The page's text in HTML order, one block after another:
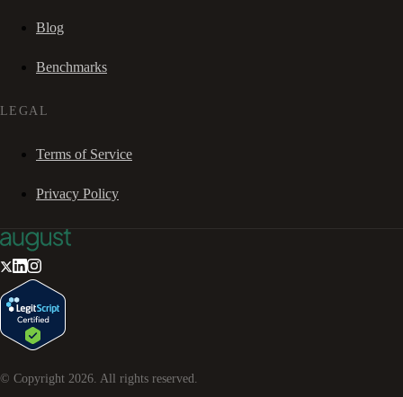
Blog
Benchmarks
LEGAL
Terms of Service
Privacy Policy
© Copyright 2026 . All rights reserved.